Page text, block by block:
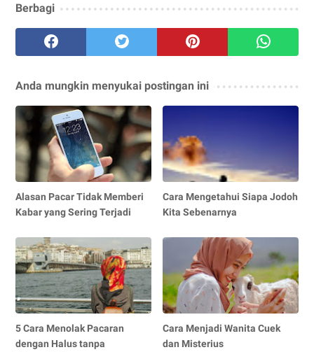
Berbagi
Anda mungkin menyukai postingan ini
Alasan Pacar Tidak Memberi
Kabar yang Sering Terjadi
Cara Mengetahui Siapa Jodoh
Kita Sebenarnya
5 Cara Menolak Pacaran
dengan Halus tanpa
Cara Menjadi Wanita Cuek
dan Misterius